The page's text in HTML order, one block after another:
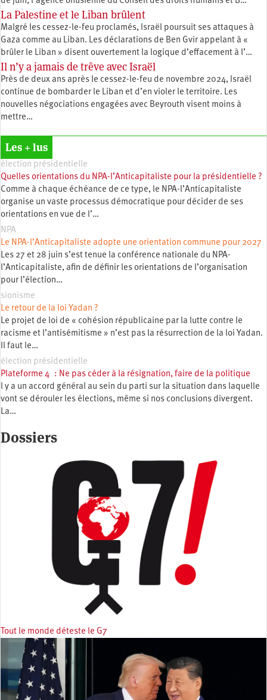
La Palestine et le Liban brûlent
Malgré les cessez-le-feu proclamés, Israël poursuit ses attaques à
Gaza comme au Liban. Les déclarations de Ben Gvir appelant à «
brûler le Liban » disent ouvertement la logique d’effacement à l’…
Il n’y a jamais de trêve avec Israël
Près de deux ans après le cessez-le-feu de novembre 2024, Israël
continue de bombarder le Liban et d’en violer le territoire. Les
nouvelles négociations engagées avec Beyrouth visent moins à
mettre…
Les + lus
élection présidentielle
Quelles orientations du NPA-l’Anticapitaliste pour la présidentielle ?
Comme à chaque échéance de ce type, le NPA-l’Anticapitaliste
organise un vaste processus démocratique pour décider de ses
orientations en vue de l’…
NPA
Le NPA-l’Anticapitaliste adopte une orientation commune pour 2027
Les 27 et 28 juin s’est tenue la conférence nationale du NPA-
l’Anticapitaliste, afin de définir les orientations de l’organisation
pour l’élection…
sionisme
Le retour de la loi Yadan ?
Le projet de loi de « cohésion républicaine par la lutte contre le
racisme et l’antisémitisme » n’est pas la résurrection de la loi Yadan.
Il faut le…
élection présidentielle
Plateforme 4 : Ne pas céder à la résignation, faire de la politique
l y a un accord général au sein du parti sur la situation dans laquelle
vont se dérouler les élections, même si nos conclusions divergent.
La…
Dossiers
Tout le monde déteste le G7